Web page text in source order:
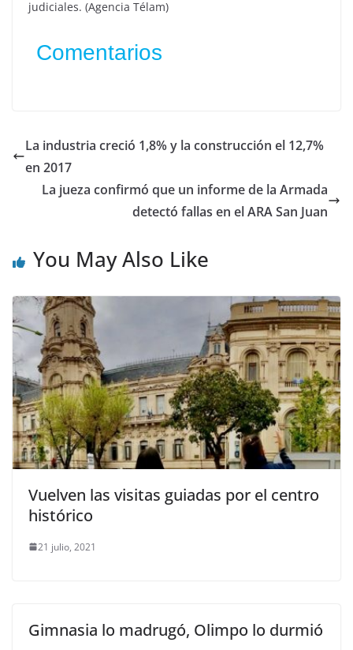
judiciales. (Agencia Télam)
Comentarios
La industria creció 1,8% y la construcción el 12,7%
en 2017
La jueza confirmó que un informe de la Armada
detectó fallas en el ARA San Juan
You May Also Like
Vuelven las visitas guiadas por el centro
histórico
21 julio, 2021
Gimnasia lo madrugó, Olimpo lo durmió